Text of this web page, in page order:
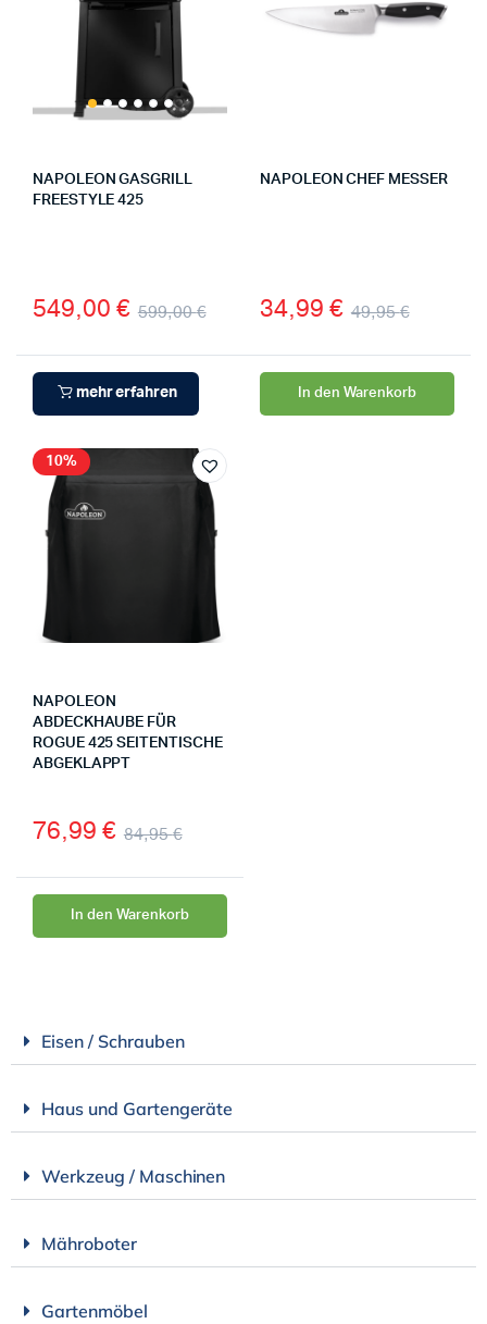
NAPOLEON GASGRILL
FREESTYLE 425
599,00€
549,00 €
mehr erfahren
NAPOLEON CHEF MESSER
49,95€
34,99 €
In den Warenkorb
10%
NAPOLEON
ABDECKHAUBE FÜR
ROGUE 425 SEITENTISCHE
ABGEKLAPPT
84,95€
76,99 €
In den Warenkorb
Eisen / Schrauben
Haus und Gartengeräte
Werkzeug / Maschinen
Mähroboter
Gartenmöbel